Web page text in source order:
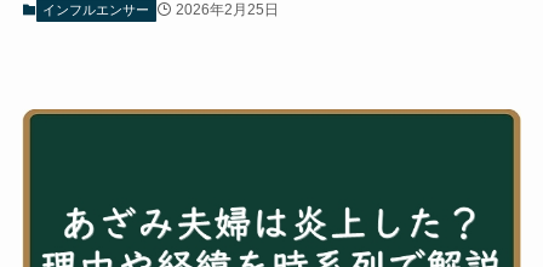
インフルエンサー 2026年2月25日